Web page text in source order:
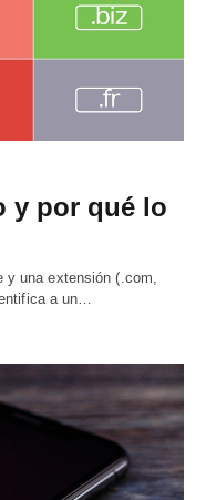
y por qué lo
y una extensión (.com,
a un…